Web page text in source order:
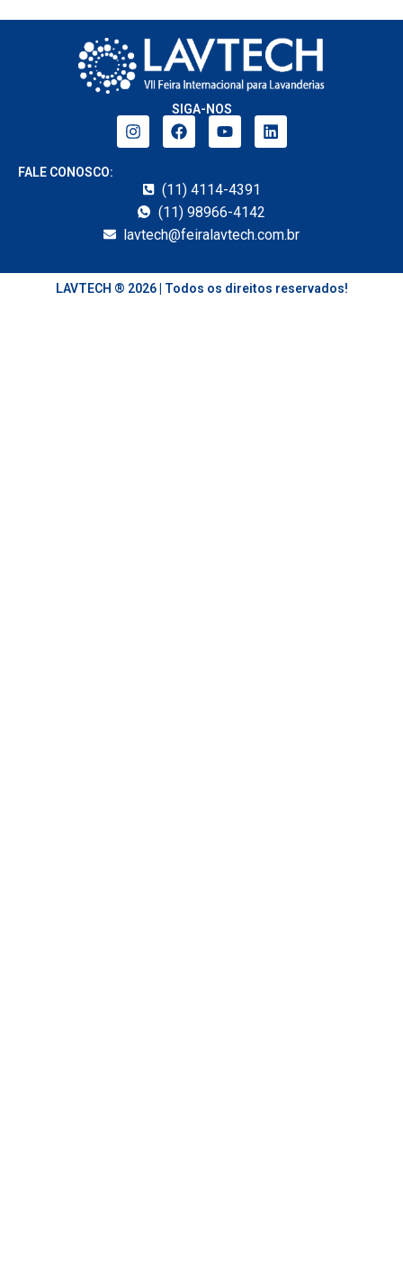
SIGA-NOS
FALE CONOSCO:
(11) 4114-4391
(11) 98966-4142
lavtech@feiralavtech.com.br
LAVTECH ® 2026 | Todos os direitos reservados!